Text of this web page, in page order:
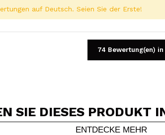
Ein Video oder Foto teilen
Dein Video könnte das erste sein. Stell es dir vor...
auf Deutsch. Seien Sie der Erste!
74 Bewertung(en)
SIE DIESES PRODUKT
ENTDECKE MEHR